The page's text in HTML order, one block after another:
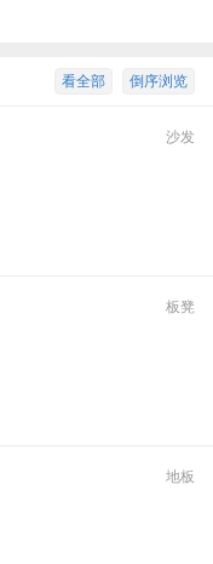
倒序浏览
看全部
沙发
板凳
地板